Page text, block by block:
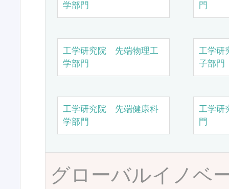
学部門
門
工学研究院 先端物理工
学部門
工学研
子部門
工学研究院 先端健康科
学部門
工学研
門
グローバルイノベ